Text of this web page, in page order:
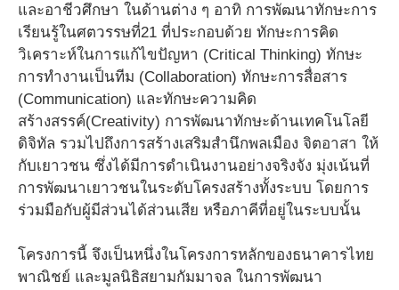
และอาชีวศึกษา ในด้านต่าง ๆ อาทิ การพัฒนาทักษะการ
เรียนรู้ในศตวรรษที่21 ที่ประกอบด้วย ทักษะการคิด
วิเคราะห์ในการแก้ไขปัญหา (Critical Thinking) ทักษะ
การทํางานเป็นทีม (Collaboration) ทักษะการสื่อสาร
(Communication) และทักษะความคิด
สร้างสรรค์(Creativity) การพัฒนาทักษะด้านเทคโนโลยี
ดิจิทัล รวมไปถึงการสร้างเสริมสํานึกพลเมือง จิตอาสา ให้
กับเยาวชน ซึ่งได้มีการดําเนินงานอย่างจริงจัง มุ่งเน้นที่
การพัฒนาเยาวชนในระดับโครงสร้างทั้งระบบ โดยการ
ร่วมมือกับผู้มีส่วนได้ส่วนเสีย หรือภาคีที่อยู่ในระบบนั้น
โครงการนี้ จึงเป็นหนึ่งในโครงการหลักของธนาคารไทย
พาณิชย์ และมูลนิธิสยามกัมมาจล ในการพัฒนา